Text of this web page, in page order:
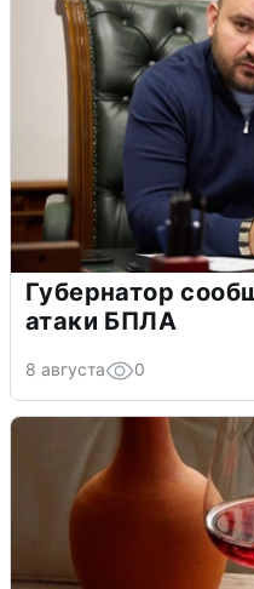
Губернатор
атаки БПЛА
8 августа 0